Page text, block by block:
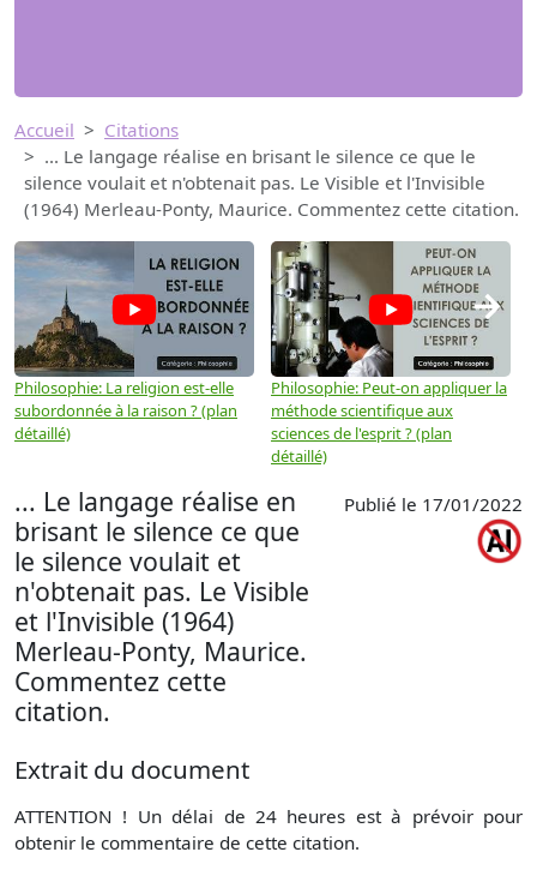
Accueil
Citations
... Le langage réalise en brisant le silence ce que le
silence voulait et n'obtenait pas. Le Visible et l'Invisible
(1964) Merleau-Ponty, Maurice. Commentez cette citation.
Philosophie: La religion est-elle
subordonnée à la raison ? (plan
détaillé)
Philosophie: Peut-on appliquer la
méthode scientifique aux
sciences de l'esprit ? (plan
détaillé)
→
... Le langage réalise en
brisant le silence ce que
le silence voulait et
n'obtenait pas. Le Visible
et l'Invisible (1964)
Merleau-Ponty, Maurice.
Commentez cette
citation.
Publié le 17/01/2022
Extrait du document
ATTENTION ! Un délai de 24 heures est à prévoir pour
obtenir le commentaire de cette citation.